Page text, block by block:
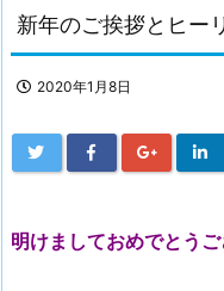
新年のご挨拶とヒー
2020年1月8日
明けましておめでとう